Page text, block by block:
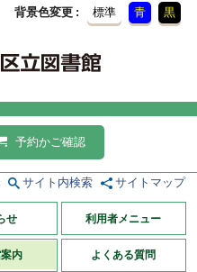
背景色変更 標準 青 黒
予約かご確認
サイト内検索 サイトマップ
せ 利用者メニュー
内 よくある質問